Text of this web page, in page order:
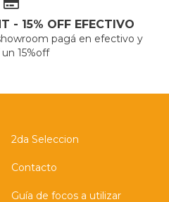
- 15% OFF EFECTIVO
pagá en efectivo y
15%off
2da Seleccion
Contacto
Guía de focos a utilizar